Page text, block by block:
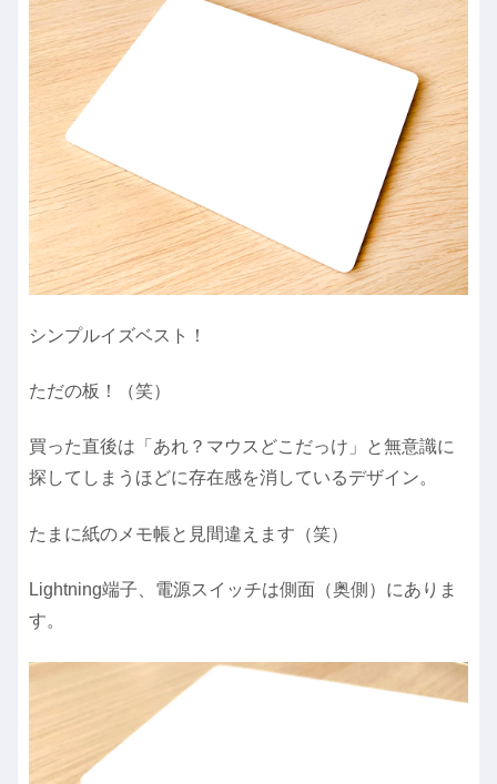
シンプルイズベスト！
ただの板！（笑）
買った直後は「あれ？マウスどこだっけ」と無意識に
探してしまうほどに存在感を消しているデザイン。
たまに紙のメモ帳と見間違えます（笑）
Lightning端子、電源スイッチは側面（奥側）にありま
す。